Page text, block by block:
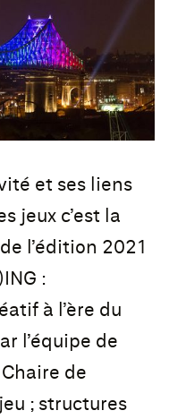
et ses liens
jeux c’est la
l’édition 2021
:
à l’ère du
l’équipe de
de
; structures